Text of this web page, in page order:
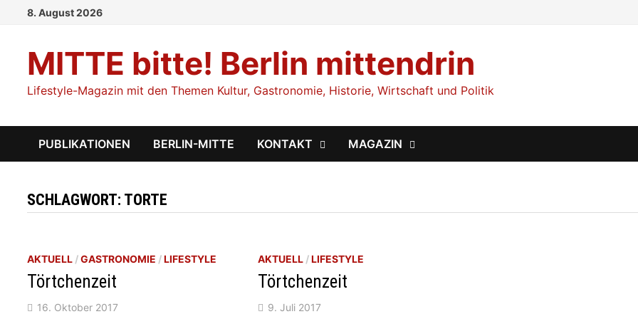
8. August 2026
MITTE bitte! Berlin mittendrin
Lifestyle-Magazin mit den Themen Kultur, Gastronomie, Historie, Wirtschaft und Politik
PUBLIKATIONEN BERLIN-MITTE KONTAKT MAGAZIN
SCHLAGWORT: TORTE
AKTUELL /GASTRONOMIE /LIFESTYLE
Törtchenzeit
16. Oktober 2017
AKTUELL/LIFESTYLE
Törtchenzeit
9. Juli 2017